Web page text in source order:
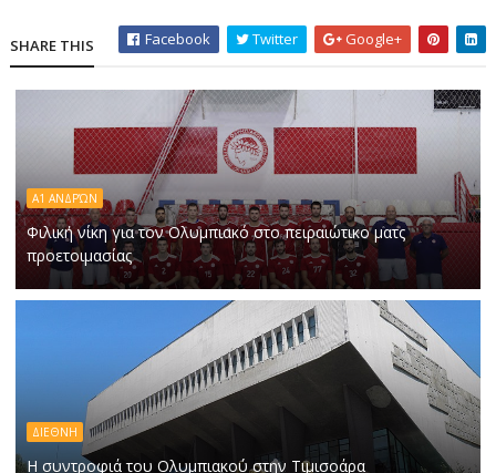
SHARE THIS Facebook Twitter Google+
Α1 ΑΝΔΡΏΝ
Φιλική νίκη για τον Ολυμπιακό στο πειραιώτικο ματς
προετοιμασίας
ΔΙΕΘΝΗ
Η συντροφιά του Ολυμπιακού στην Τιμισοάρα